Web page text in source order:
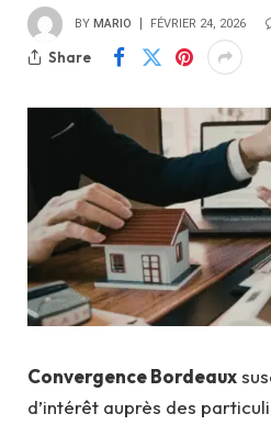
BY MARIO FÉVRIER 24, 2026
Share
Convergence Bordeaux
d’intérêt auprès des